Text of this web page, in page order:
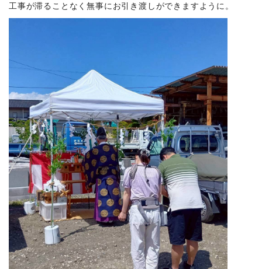
工事が滞ることなく無事にお引き渡しができますように。